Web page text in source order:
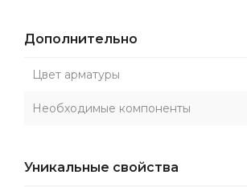
Дополнительно
Цвет арматуры
Необходимые компоненты
Уникальные свойства